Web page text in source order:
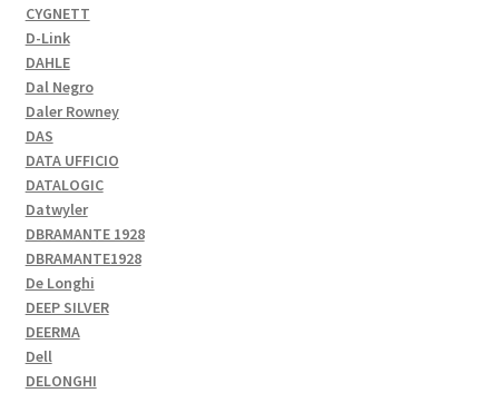
CYGNETT
D-Link
DAHLE
Dal Negro
Daler Rowney
DAS
DATA UFFICIO
DATALOGIC
Datwyler
DBRAMANTE 1928
DBRAMANTE1928
De Longhi
DEEP SILVER
DEERMA
Dell
DELONGHI